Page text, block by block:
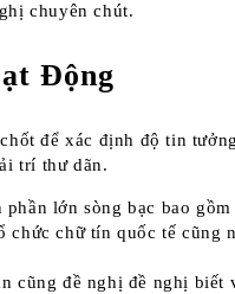
chuyên chút.
Động
để xác định độ tin
trí thư dãn.
phần lớn sòng bạc bao
chức chữ tín quốc tế cũng
cũng đề nghị đề nghị biết